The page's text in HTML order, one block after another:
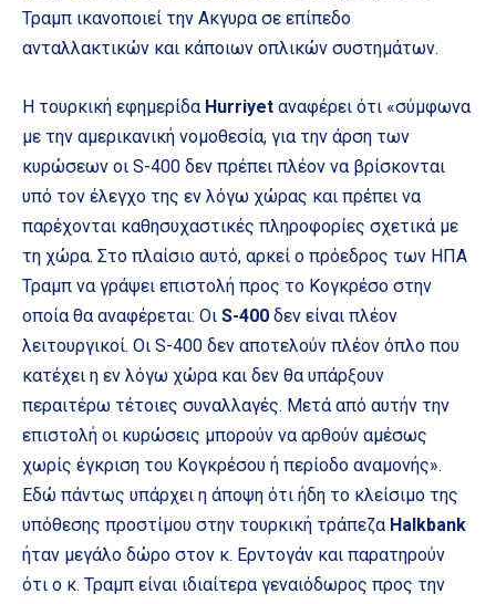
Τραμπ ικανοποιεί την Ακγυρα σε επίπεδο
ανταλλακτικών και κάποιων οπλικών συστημάτων.
H τουρκική εφημερίδα Hurriyet αναφέρει ότι «σύμφωνα
με την αμερικανική νομοθεσία, για την άρση των
κυρώσεων οι S-400 δεν πρέπει πλέον να βρίσκονται
υπό τον έλεγχο της εν λόγω χώρας και πρέπει να
παρέχονται καθησυχαστικές πληροφορίες σχετικά με
τη χώρα. Στο πλαίσιο αυτό, αρκεί ο πρόεδρος των ΗΠΑ
Τραμπ να γράψει επιστολή προς το Κογκρέσο στην
οποία θα αναφέρεται: Οι S-400 δεν είναι πλέον
λειτουργικοί. Οι S-400 δεν αποτελούν πλέον όπλο που
κατέχει η εν λόγω χώρα και δεν θα υπάρξουν
περαιτέρω τέτοιες συναλλαγές. Μετά από αυτήν την
επιστολή οι κυρώσεις μπορούν να αρθούν αμέσως
χωρίς έγκριση του Κογκρέσου ή περίοδο αναμονής».
Εδώ πάντως υπάρχει η άποψη ότι ήδη το κλείσιμο της
υπόθεσης προστίμου στην τουρκική τράπεζα Halkbank
ήταν μεγάλο δώρο στον κ. Ερντογάν και παρατηρούν
ότι ο κ. Τραμπ είναι ιδιαίτερα γεναιόδωρος προς την